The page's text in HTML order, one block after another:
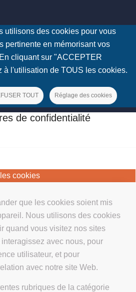
utilisons des cookies pour vous
pertinente en mémorisant vos
cliquant sur "ACCEPTER
à l'utilisation de TOUS les cookies.
TOUT Réglage des cookies
de confidentialité
cookies
que les cookies soient mis
Nous utilisons des cookies
quand vous visitez nos sites
avec nous, pour
utilisateur, et pour
avec notre site Web.
rubriques de la catégorie